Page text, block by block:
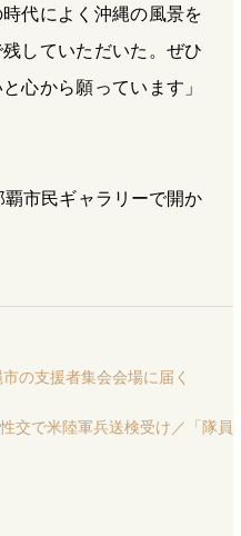
代によく沖縄の風景を
していただいた。ぜひ
心から願っています」
市民ギャラリーで開か
の支援者集会会場に届く
交で米陸軍兵送検受け／「隊員